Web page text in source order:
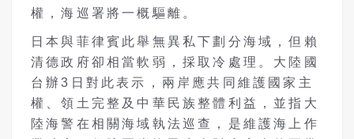
權，海巡署將一概驅離。
日本與菲律賓此舉無異私下劃分海域，但賴
清德政府卻相當軟弱，採取冷處理。大陸國
台辦3日對此表示，兩岸應共同維護國家主
權、領土完整及中華民族整體利益，並指大
陸海警在相關海域執法巡查，是維護海上作